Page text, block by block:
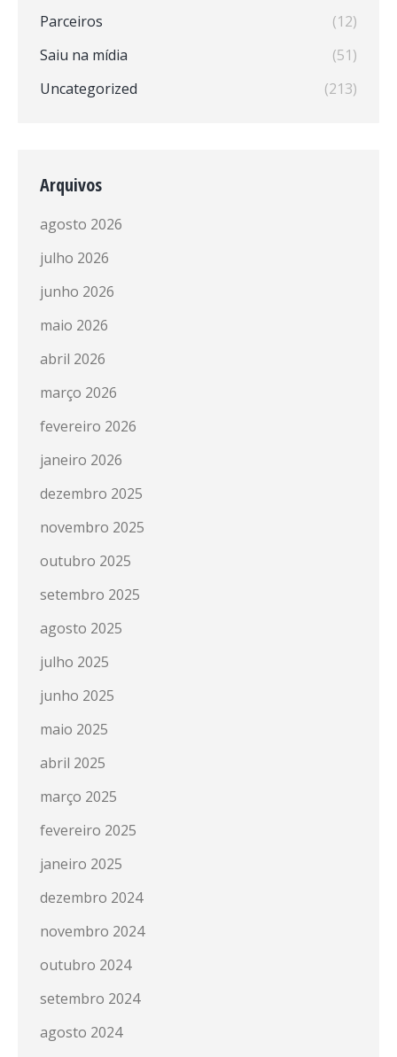
Parceiros
(12)
Saiu na mídia
(51)
Uncategorized
(213)
Arquivos
agosto 2026
julho 2026
junho 2026
maio 2026
abril 2026
março 2026
fevereiro 2026
janeiro 2026
dezembro 2025
novembro 2025
outubro 2025
setembro 2025
agosto 2025
julho 2025
junho 2025
maio 2025
abril 2025
março 2025
fevereiro 2025
janeiro 2025
dezembro 2024
novembro 2024
outubro 2024
setembro 2024
agosto 2024